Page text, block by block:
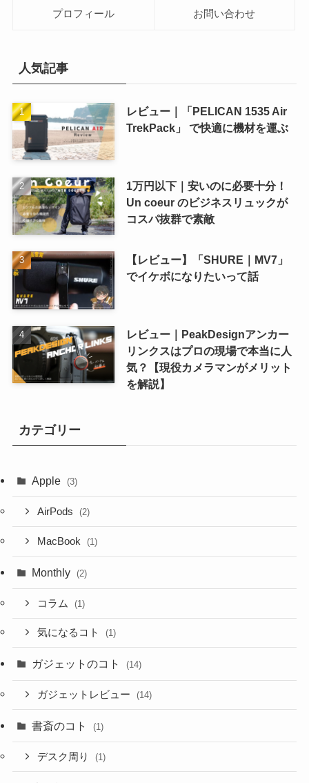
プロフィール お問い合わせ
人気記事
レビュー｜「PELICAN 1535 Air
TrekPack」 で快適に機材を運ぶ
1万円以下｜安いのに必要十分！
Un coeur のビジネスリュックが
コスパ抜群で素敵
【レビュー】「SHURE｜MV7」
でイケボになりたいって話
レビュー｜PeakDesignアンカー
リンクスはプロの現場で本当に人
気？【現役カメラマンがメリット
を解説】
カテゴリー
Apple (3)
AirPods (2)
MacBook (1)
Monthly (2)
コラム (1)
気になるコト (1)
ガジェットのコト (14)
ガジェットレビュー (14)
書斎のコト (1)
デスク周り (1)